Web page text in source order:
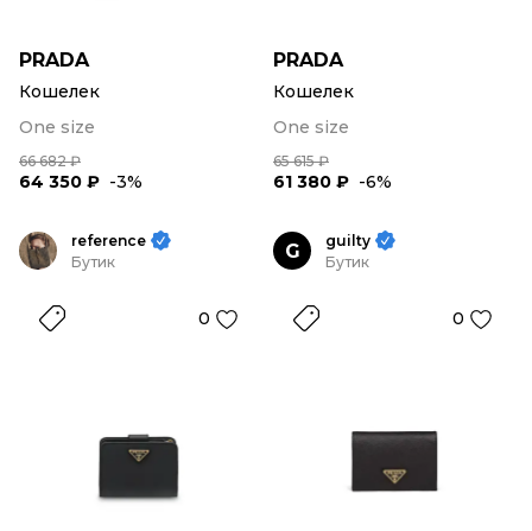
PRADA
Кошелек
One size
66 682 ₽
64 350 ₽ -3%
PRADA
Кошелек
One size
65 615 ₽
61 380 ₽ -6%
reference
Бутик
0
G
guilty
Бутик
0